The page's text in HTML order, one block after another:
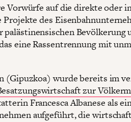
Vorwürfe auf die direkte oder
des
palästinensischen Bevölkerung
eine Rassentrennung mit
(Gipuzkoa) wurde bereits im
zur
Francesca Albanese als
aufgeführt, die